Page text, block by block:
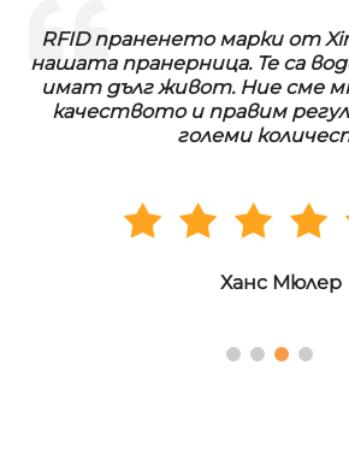
RFID праненето марки от
нашата пранерница. Те са
имат дълг живот. Ние сме
качеството и правим
големи
Ханс Мюлер